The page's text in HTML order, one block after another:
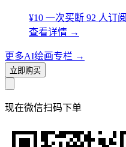
¥10 一次买断 92 人订阅
查看详情 →
更多AI绘画专栏 →
立即购买
现在微信扫码下单